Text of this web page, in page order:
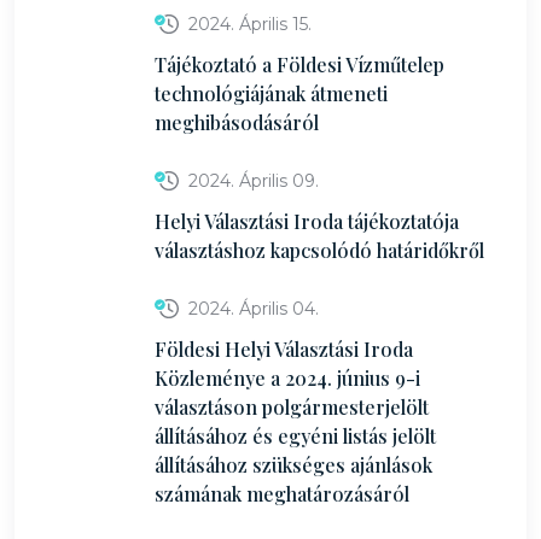
2024. Április 15.
Tájékoztató a Földesi Vízműtelep
technológiájának átmeneti
meghibásodásáról
2024. Április 09.
Helyi Választási Iroda tájékoztatója
választáshoz kapcsolódó határidőkről
2024. Április 04.
Földesi Helyi Választási Iroda
Közleménye a 2024. június 9-i
választáson polgármesterjelölt
állításához és egyéni listás jelölt
állításához szükséges ajánlások
számának meghatározásáról